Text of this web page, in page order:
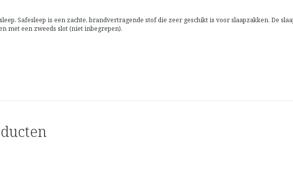
Safesleep is een zachte, brandvertragende stof die zeer geschikt is voor slaapzakken. De
met een zweeds slot (niet inbegrepen).